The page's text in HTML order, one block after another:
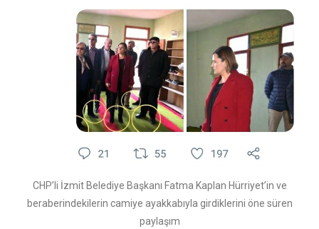
CHP’li İzmit Belediye Başkanı Fatma Kaplan Hürriyet’in ve
beraberindekilerin camiye ayakkabıyla girdiklerini öne süren
paylaşım